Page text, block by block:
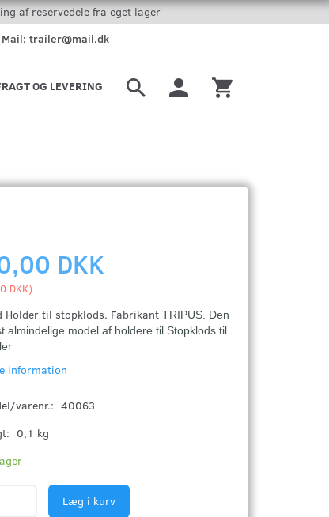
af reservedele fra eget lager
trailer@mail.dk
OG LEVERING
DKK
DKK)
Holder til stopklods. FabrikantTRIPUS. Den
almindelige model af holdere til Stopklods til
information
varenr.: 40063
0,1 kg
Læg i kurv